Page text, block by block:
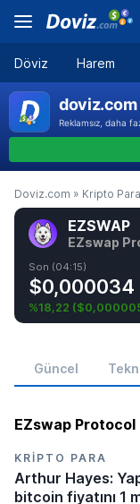
Döviz Harem
Doviz.com » Kripto
EZSWAP
EZswap
Son (04:15)
$0,000034
%18,22 (
Güncel
EZswap
KRIPTO PARA
Arthur Hayes:
bitcoin fiyatını 1